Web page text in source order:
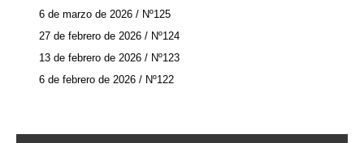
6 de marzo de 2026 / Nº125
27 de febrero de 2026 / Nº124
13 de febrero de 2026 / Nº123
6 de febrero de 2026 / Nº122